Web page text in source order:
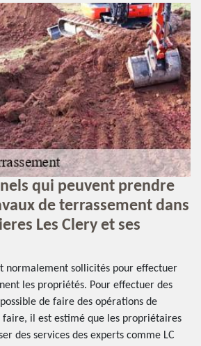
qui peuvent prendre
de terrassement dans
Les Clery et ses
normalement sollicités pour effectuer
les propriétés. Pour effectuer des
de faire des opérations de
faire, il est estimé que les propriétaires
des services des experts comme LC